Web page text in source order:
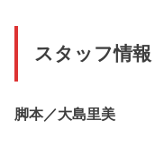
スタッフ情報
脚本／大島里美